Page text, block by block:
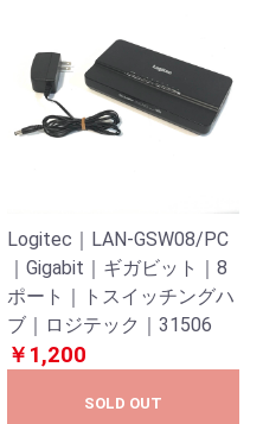
Logitec｜LAN-GSW08/PC
｜Gigabit｜ギガビット｜8
ポート｜トスイッチングハ
ブ｜ロジテック｜31506
￥1,200
SOLD OUT